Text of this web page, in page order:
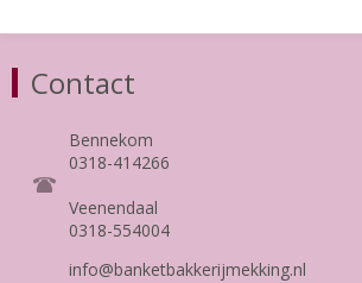
Contact
Bennekom
0318-414266
Veenendaal
0318-554004
info@banketbakkerijmekking.nl